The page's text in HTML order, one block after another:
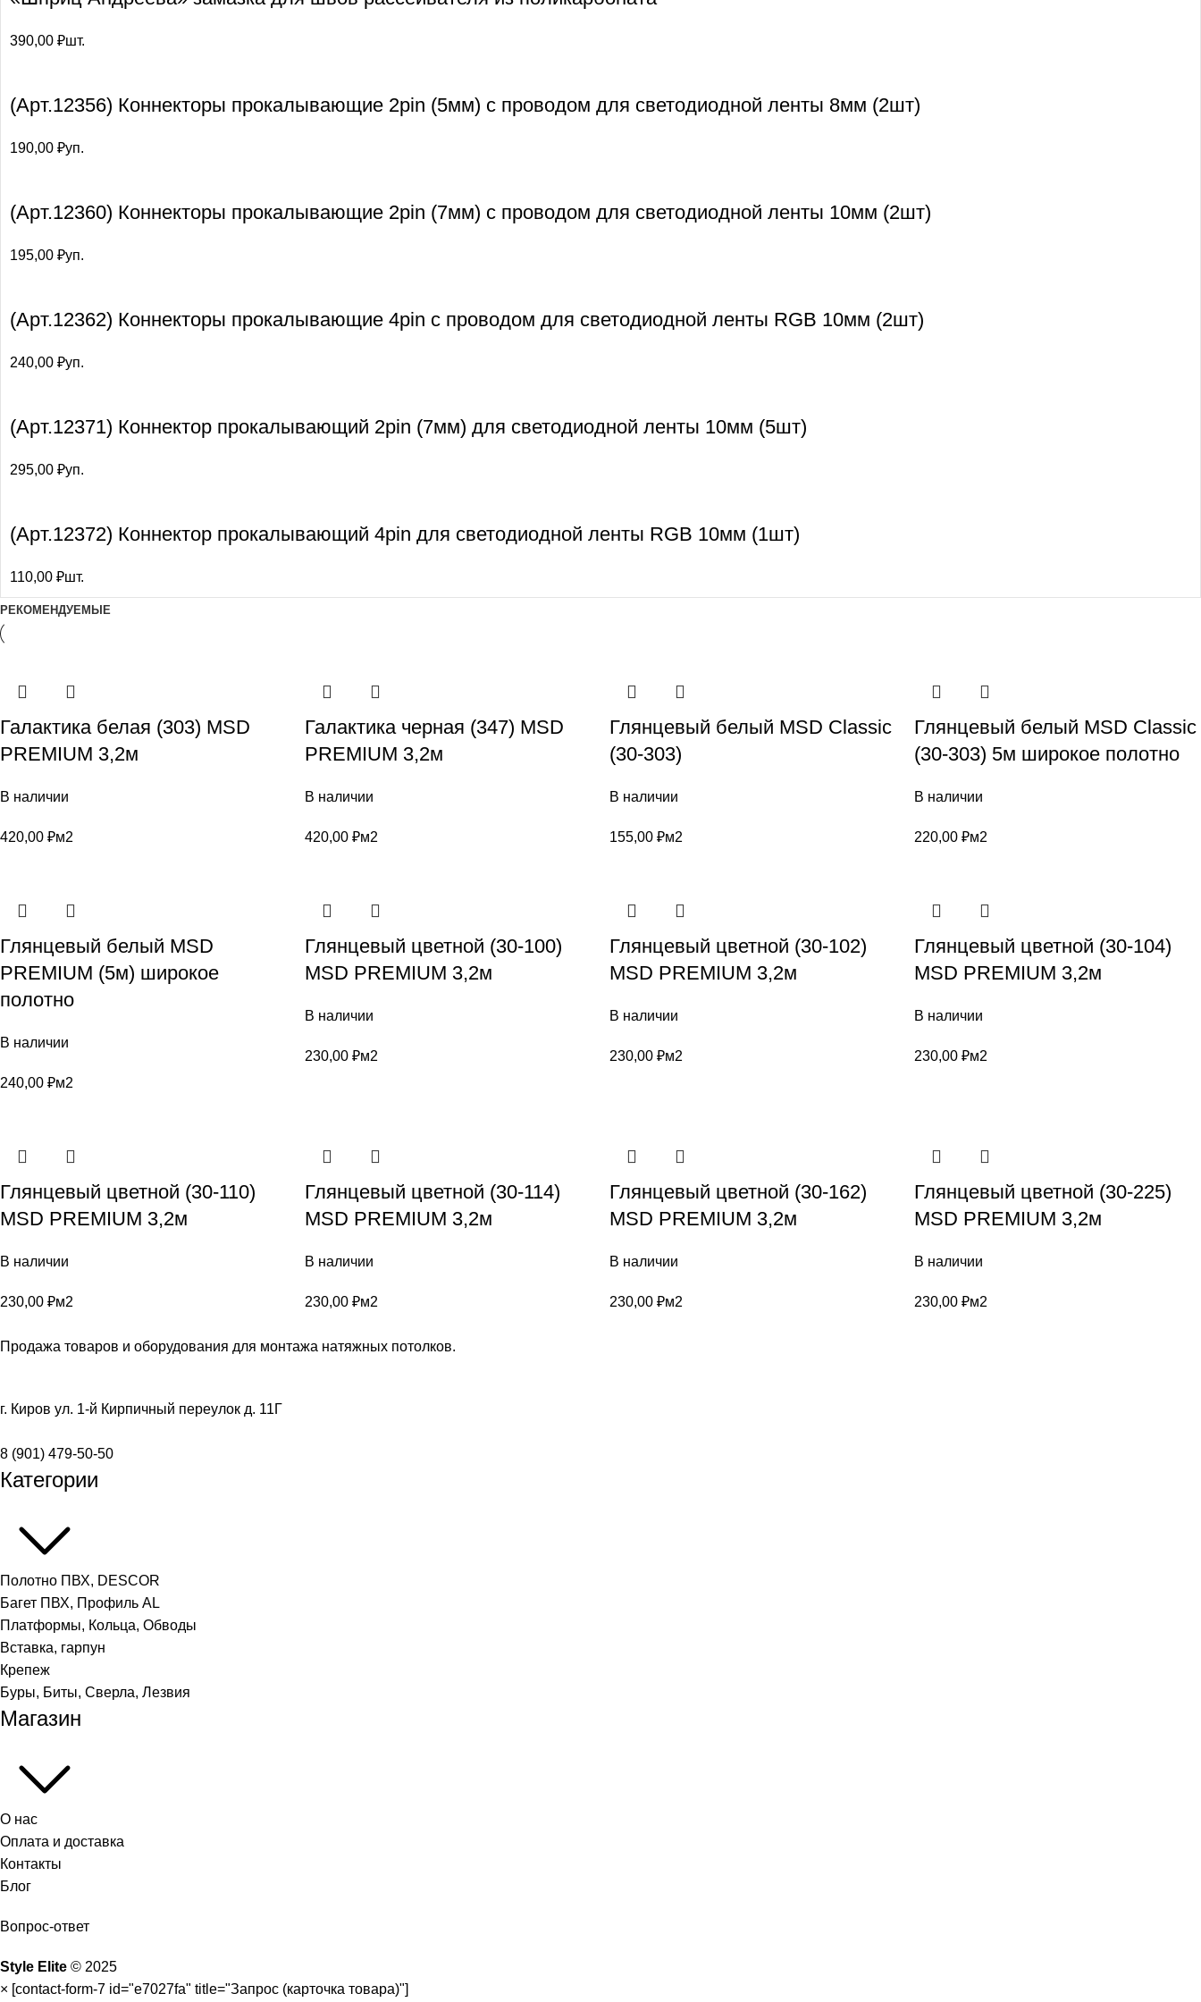
390,00 ₽шт.
(Арт.12356) Коннекторы прокалывающие 2pin (5мм) с проводом для светодиодной ленты 8мм (2шт)
190,00 ₽уп.
(Арт.12360) Коннекторы прокалывающие 2pin (7мм) с проводом для светодиодной ленты 10мм (2шт)
195,00 ₽уп.
(Арт.12362) Коннекторы прокалывающие 4pin с проводом для светодиодной ленты RGB 10мм (2шт)
240,00 ₽уп.
(Арт.12371) Коннектор прокалывающий 2pin (7мм) для светодиодной ленты 10мм (5шт)
295,00 ₽уп.
(Арт.12372) Коннектор прокалывающий 4pin для светодиодной ленты RGB 10мм (1шт)
110,00 ₽шт.
РЕКОМЕНДУЕМЫЕ
Галактика белая (303) MSD
PREMIUM 3,2м
В наличии
420,00 ₽м2
Галактика черная (347) MSD
PREMIUM 3,2м
В наличии
420,00 ₽м2
Глянцевый белый MSD Classic
(30-303)
В наличии
155,00 ₽м2
Глянцевый белый MSD Classic
(30-303) 5м широкое полотно
В наличии
220,00 ₽м2
Глянцевый белый MSD
PREMIUM (5м) широкое
полотно
В наличии
240,00 ₽м2
Глянцевый цветной (30-100)
MSD PREMIUM 3,2м
В наличии
230,00 ₽м2
Глянцевый цветной (30-102)
MSD PREMIUM 3,2м
В наличии
230,00 ₽м2
Глянцевый цветной (30-104)
MSD PREMIUM 3,2м
В наличии
230,00 ₽м2
Глянцевый цветной (30-110)
MSD PREMIUM 3,2м
В наличии
230,00 ₽м2
Глянцевый цветной (30-114)
MSD PREMIUM 3,2м
В наличии
230,00 ₽м2
Глянцевый цветной (30-162)
MSD PREMIUM 3,2м
В наличии
230,00 ₽м2
Глянцевый цветной (30-225)
MSD PREMIUM 3,2м
В наличии
230,00 ₽м2
Продажа товаров и оборудования для монтажа натяжных потолков.
г. Киров ул. 1-й Кирпичный переулок д. 11Г
8 (901) 479-50-50
Категории
Полотно ПВХ, DESCOR
Багет ПВХ, Профиль AL
Платформы, Кольца, Обводы
Вставка, гарпун
Крепеж
Буры, Биты, Сверла, Лезвия
Магазин
О нас
Оплата и доставка
Контакты
Блог
Вопрос-ответ
Style Elite © 2025
× [contact-form-7 id="e7027fa" title="Запрос (карточка товара)"]